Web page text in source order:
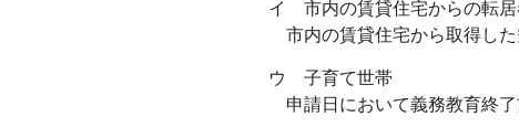
イ 市内の賃貸住宅からの転
市内の賃貸住宅から取得し
ウ 子育て世帯
申請日において義務教育終